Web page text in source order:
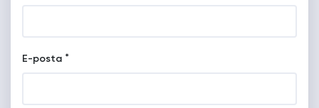
E-posta *